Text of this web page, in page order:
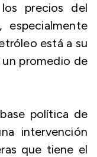
precios del
especialmente
está a su
promedio de
política de
intervención
que tiene el